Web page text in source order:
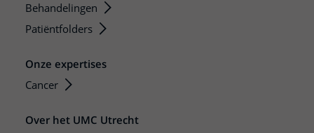
Behandelingen
Patiëntfolders
Onze expertises
Cancer
Over het UMC Utrecht